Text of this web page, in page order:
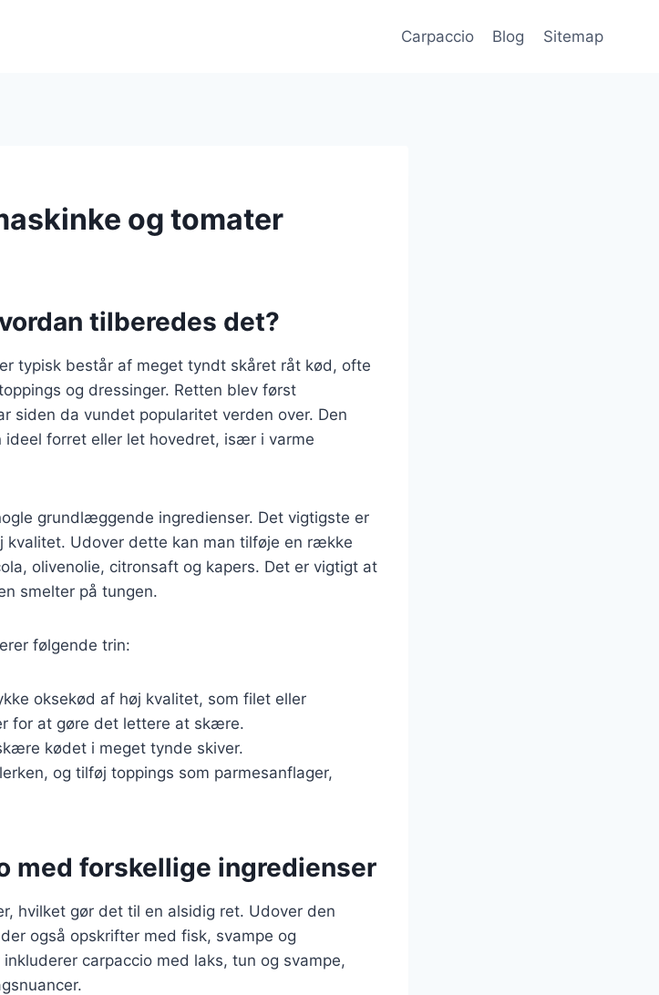
Carpaccio Blog Sitemap
og tomater
tilberedes det?
typisk består af meget tyndt skåret råt kød, ofte
og dressinger. Retten blev først
siden da vundet popularitet verden over. Den
forret eller let hovedret, især i varme
grundlæggende ingredienser. Det vigtigste er
Udover dette kan man tilføje en række
olivenolie, citronsaft og kapers. Det er vigtigt at
smelter på tungen.
følgende trin:
oksekød af høj kvalitet, som filet eller
for at gøre det lettere at skære.
kødet i meget tynde skiver.
og tilføj toppings som parmesanflager,
med forskellige ingredienser
hvilket gør det til en alsidig ret. Udover den
også opskrifter med fisk, svampe og
carpaccio med laks, tun og svampe,